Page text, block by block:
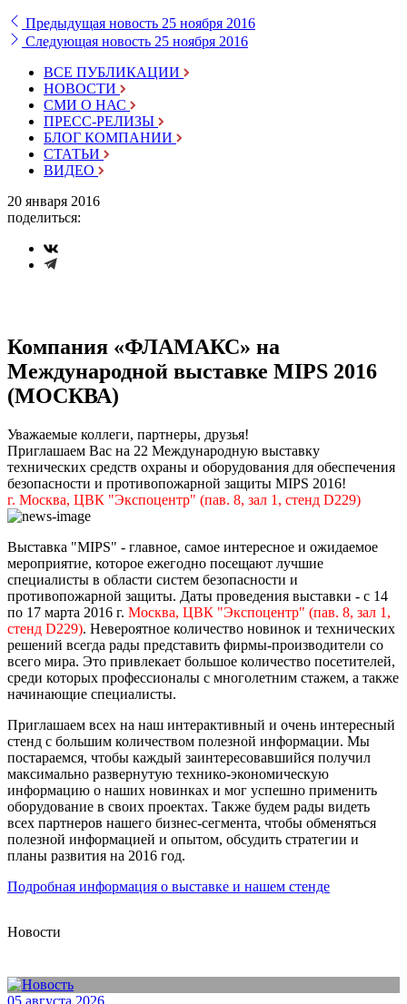
Предыдущая новость 25 ноября 2016
Следующая новость 25 ноября 2016
ВСЕ ПУБЛИКАЦИИ
НОВОСТИ
СМИ О НАС
ПРЕСС-РЕЛИЗЫ
БЛОГ КОМПАНИИ
СТАТЬИ
ВИДЕО
20 января 2016
поделиться:
Компания «ФЛАМАКС» на
Международной выставке MIPS 2016
(МОСКВА)
Уважаемые коллеги, партнеры, друзья!
Приглашаем Вас на 22 Международную выставку
технических средств охраны и оборудования для обеспечения
безопасности и противопожарной защиты MIPS 2016!
г. Москва, ЦВК "Экспоцентр" (пав. 8, зал 1, стенд D229)
Выставка "MIPS" - главное, самое интересное и ожидаемое
мероприятие, которое ежегодно посещают лучшие
специалисты в области систем безопасности и
противопожарной защиты. Даты проведения выставки - с 14
по 17 марта 2016 г. Москва, ЦВК "Экспоцентр" (пав. 8, зал 1,
стенд D229). Невероятное количество новинок и технических
решений всегда рады представить фирмы-производители со
всего мира. Это привлекает большое количество посетителей,
среди которых профессионалы с многолетним стажем, а также
начинающие специалисты.
Приглашаем всех на наш интерактивный и очень интересный
стенд с большим количеством полезной информации. Мы
постараемся, чтобы каждый заинтересовавшийся получил
максимально развернутую технико-экономическую
информацию о наших новинках и мог успешно применить
оборудование в своих проектах. Также будем рады видеть
всех партнеров нашего бизнес-сегмента, чтобы обменяться
полезной информацией и опытом, обсудить стратегии и
планы развития на 2016 год.
Подробная информация о выставке и нашем стенде
Новости
05 августа 2026